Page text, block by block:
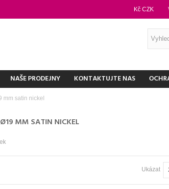
Kč CZK
NAŠE PRODEJNY KONTAKTUJTE NAS
satin nickel
MM SATIN NICKEL
Ukázat